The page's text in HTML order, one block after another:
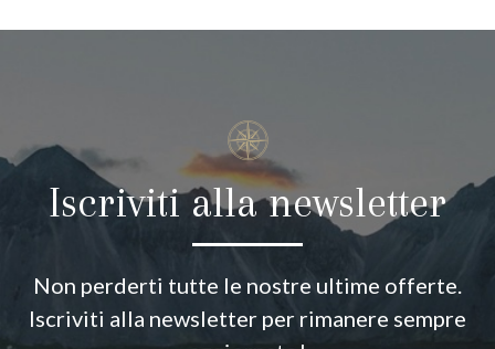
Iscriviti alla newsletter
Non perderti tutte le nostre ultime offerte.
Iscriviti alla newsletter per rimanere sempre